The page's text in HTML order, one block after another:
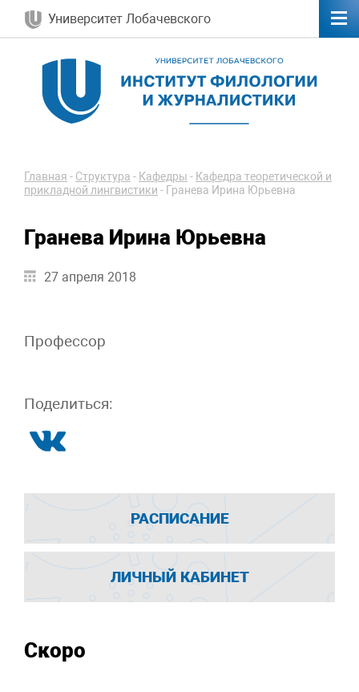
Университет Лобачевского
Главная - Структура - Кафедры - Кафедра теоретической и
прикладной лингвистики - Гранева Ирина Юрьевна
Гранева Ирина Юрьевна
27 апреля 2018
Профессор
Поделиться:
РАСПИСАНИЕ
ЛИЧНЫЙ КАБИНЕТ
Скоро